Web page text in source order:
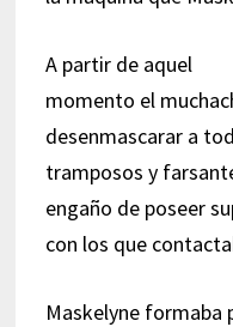
A partir de aquel
momento el
desenmascarar a
tramposos y
engaño de poseer
con los que
Maskelyne formaba